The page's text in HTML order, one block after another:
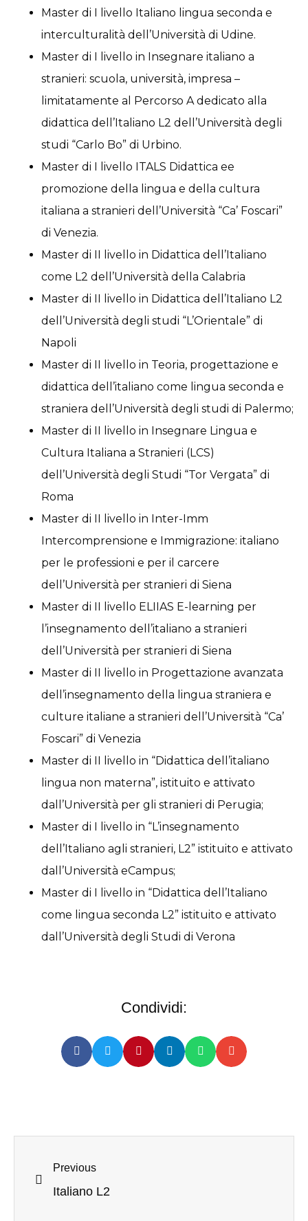
Master di I livello Italiano lingua seconda e
interculturalità dell’Università di Udine.
Master di I livello in Insegnare italiano a
stranieri: scuola, università, impresa –
limitatamente al Percorso A dedicato alla
didattica dell’Italiano L2 dell’Università degli
studi “Carlo Bo” di Urbino.
Master di I livello ITALS Didattica ee
promozione della lingua e della cultura
italiana a stranieri dell’Università “Ca’ Foscari”
di Venezia.
Master di II livello in Didattica dell’Italiano
come L2 dell’Università della Calabria
Master di II livello in Didattica dell’Italiano L2
dell’Università degli studi “L’Orientale” di
Napoli
Master di II livello in Teoria, progettazione e
didattica dell’italiano come lingua seconda e
straniera dell’Università degli studi di Palermo;
Master di II livello in Insegnare Lingua e
Cultura Italiana a Stranieri (LCS)
dell’Università degli Studi “Tor Vergata” di
Roma
Master di II livello in Inter-Imm
Intercomprensione e Immigrazione: italiano
per le professioni e per il carcere
dell’Università per stranieri di Siena
Master di II livello ELIIAS E-learning per
l’insegnamento dell’italiano a stranieri
dell’Università per stranieri di Siena
Master di II livello in Progettazione avanzata
dell’insegnamento della lingua straniera e
culture italiane a stranieri dell’Università “Ca’
Foscari” di Venezia
Master di II livello in “Didattica dell’italiano
lingua non materna”, istituito e attivato
dall’Università per gli stranieri di Perugia;
Master di I livello in “L’insegnamento
dell’Italiano agli stranieri, L2” istituito e attivato
dall’Università eCampus;
Master di I livello in “Didattica dell’Italiano
come lingua seconda L2” istituito e attivato
dall’Università degli Studi di Verona
Condividi:
Previous
Italiano L2